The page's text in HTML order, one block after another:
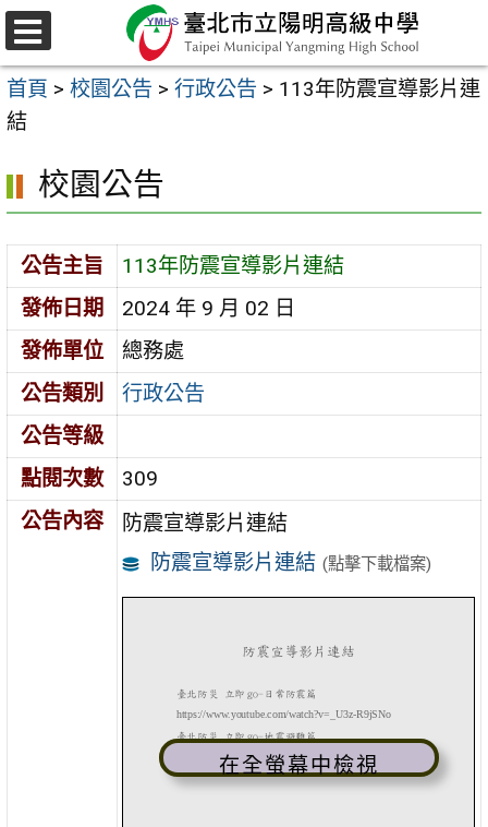
跳
至
主
要
容
區
選
單
首頁 > 校園公告 > 行政公告 > 113年防震宣導影片連
結
校園公告
公告主旨
113年防震宣導影片連結
發佈日期
2024 年 9 月 02 日
發佈單位
總務處
公告類別
行政公告
公告等級
點閱次數
309
公告內容
防震宣導影片連結
防震宣導影片連結 (點擊下載檔案)
在全螢幕中檢視